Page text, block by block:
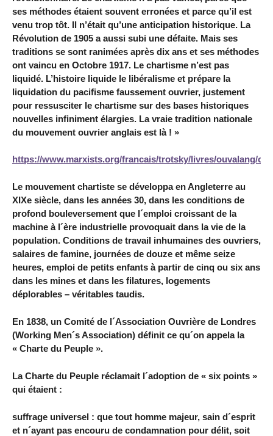
ses méthodes étaient souvent erronées et parce qu’il est
venu trop tôt. Il n’était qu’une anticipation historique. La
Révolution de 1905 a aussi subi une défaite. Mais ses
traditions se sont ranimées après dix ans et ses méthodes
ont vaincu en Octobre 1917. Le chartisme n’est pas
liquidé. L’histoire liquide le libéralisme et prépare la
liquidation du pacifisme faussement ouvrier, justement
pour ressusciter le chartisme sur des bases historiques
nouvelles infiniment élargies. La vraie tradition nationale
du mouvement ouvrier anglais est là ! »
https://www.marxists.org/francais/trotsky/livres/ouvalang/
Le mouvement chartiste se développa en Angleterre au
XIXe siècle, dans les années 30, dans les conditions de
profond bouleversement que l´emploi croissant de la
machine à l´ère industrielle provoquait dans la vie de la
population. Conditions de travail inhumaines des ouvriers,
salaires de famine, journées de douze et même seize
heures, emploi de petits enfants à partir de cinq ou six ans
dans les mines et dans les filatures, logements
déplorables – véritables taudis.
En 1838, un Comité de l´Association Ouvrière de Londres
(Working Men´s Association) définit ce qu´on appela la
« Charte du Peuple ».
La Charte du Peuple réclamait l´adoption de « six points »
qui étaient :
suffrage universel : que tout homme majeur, sain d´esprit
et n´ayant pas encouru de condamnation pour délit, soit